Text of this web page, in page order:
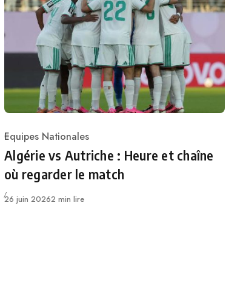
Category
Equipes Nationales
Algérie vs Autriche : Heure et chaîne
où regarder le match
Publié
26 juin 20262 min lire